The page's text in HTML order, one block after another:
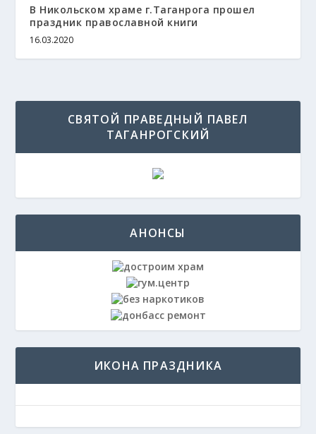
В Никольском храме г.Таганрога прошел
праздник православной книги
16.03.2020
СВЯТОЙ ПРАВЕДНЫЙ ПАВЕЛ
ТАГАНРОГСКИЙ
АНОНСЫ
ИКОНА ПРАЗДНИКА